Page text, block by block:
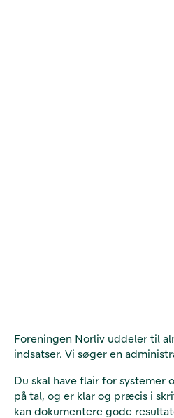
Foreningen Norliv uddeler til
indsatser. Vi søger en
Du skal have flair for
på tal, og er klar og præcis i
kan dokumentere gode